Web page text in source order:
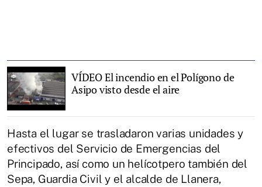
VÍDEO El incendio en el Polígono de
Asipo visto desde el aire
Hasta el lugar se trasladaron varias unidades y
efectivos del Servicio de Emergencias del
Principado, así como un helícotpero también del
Sepa, Guardia Civil y el alcalde de Llanera,